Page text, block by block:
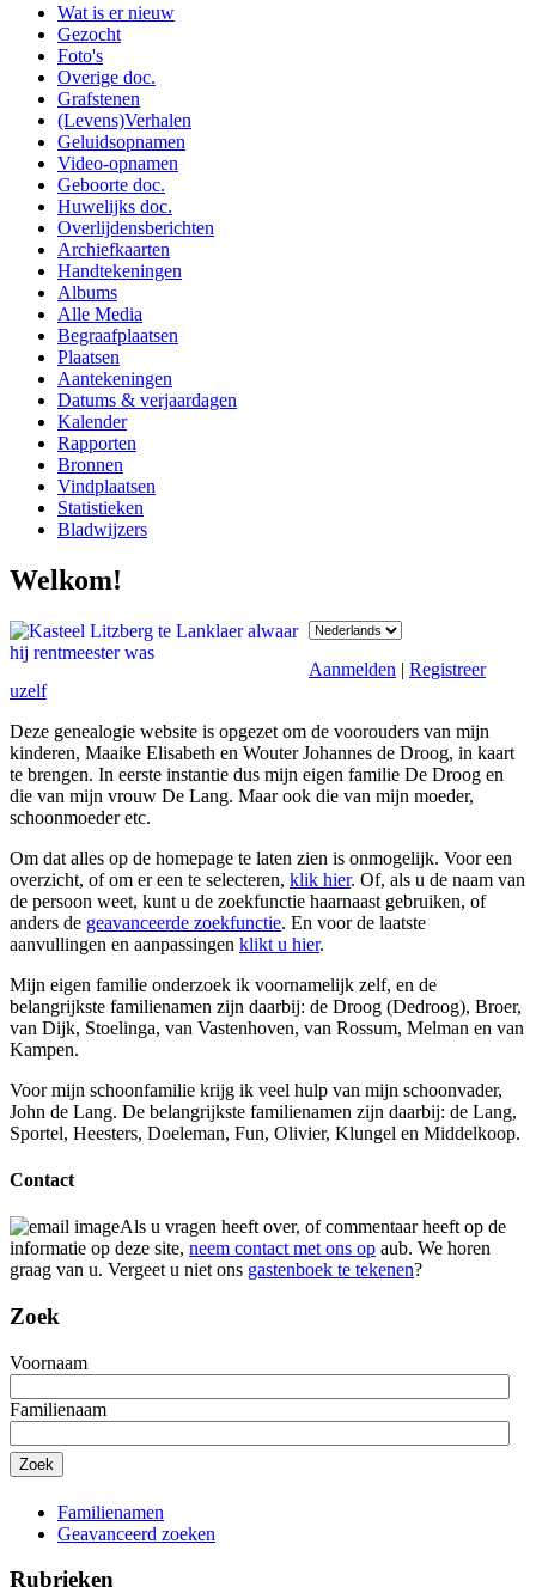
Wat is er nieuw
Gezocht
Foto's
Overige doc.
Grafstenen
(Levens)Verhalen
Geluidsopnamen
Video-opnamen
Geboorte doc.
Huwelijks doc.
Overlijdensberichten
Archiefkaarten
Handtekeningen
Albums
Alle Media
Begraafplaatsen
Plaatsen
Aantekeningen
Datums & verjaardagen
Kalender
Rapporten
Bronnen
Vindplaatsen
Statistieken
Bladwijzers
Welkom!
Aanmelden | Registreer
uzelf
Deze genealogie website is opgezet om de voorouders van mijn
kinderen, Maaike Elisabeth en Wouter Johannes de Droog, in kaart
te brengen. In eerste instantie dus mijn eigen familie De Droog en
die van mijn vrouw De Lang. Maar ook die van mijn moeder,
schoonmoeder etc.
Om dat alles op de homepage te laten zien is onmogelijk. Voor een
overzicht, of om er een te selecteren, klik hier. Of, als u de naam van
de persoon weet, kunt u de zoekfunctie haarnaast gebruiken, of
anders de geavanceerde zoekfunctie. En voor de laatste
aanvullingen en aanpassingen klikt u hier.
Mijn eigen familie onderzoek ik voornamelijk zelf, en de
belangrijkste familienamen zijn daarbij: de Droog (Dedroog), Broer,
van Dijk, Stoelinga, van Vastenhoven, van Rossum, Melman en van
Kampen.
Voor mijn schoonfamilie krijg ik veel hulp van mijn schoonvader,
John de Lang. De belangrijkste familienamen zijn daarbij: de Lang,
Sportel, Heesters, Doeleman, Fun, Olivier, Klungel en Middelkoop.
Contact
Als u vragen heeft over, of commentaar heeft op de
informatie op deze site, neem contact met ons op aub. We horen
graag van u. Vergeet u niet ons gastenboek te tekenen?
Zoek
Voornaam
Familienaam
Familienamen
Geavanceerd zoeken
Rubrieken